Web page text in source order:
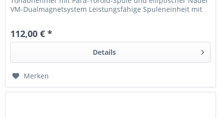
VM-Dualmagnetsystem Leistungsfähige Spuleneinheit mit
112,00 € *
Details
Merken